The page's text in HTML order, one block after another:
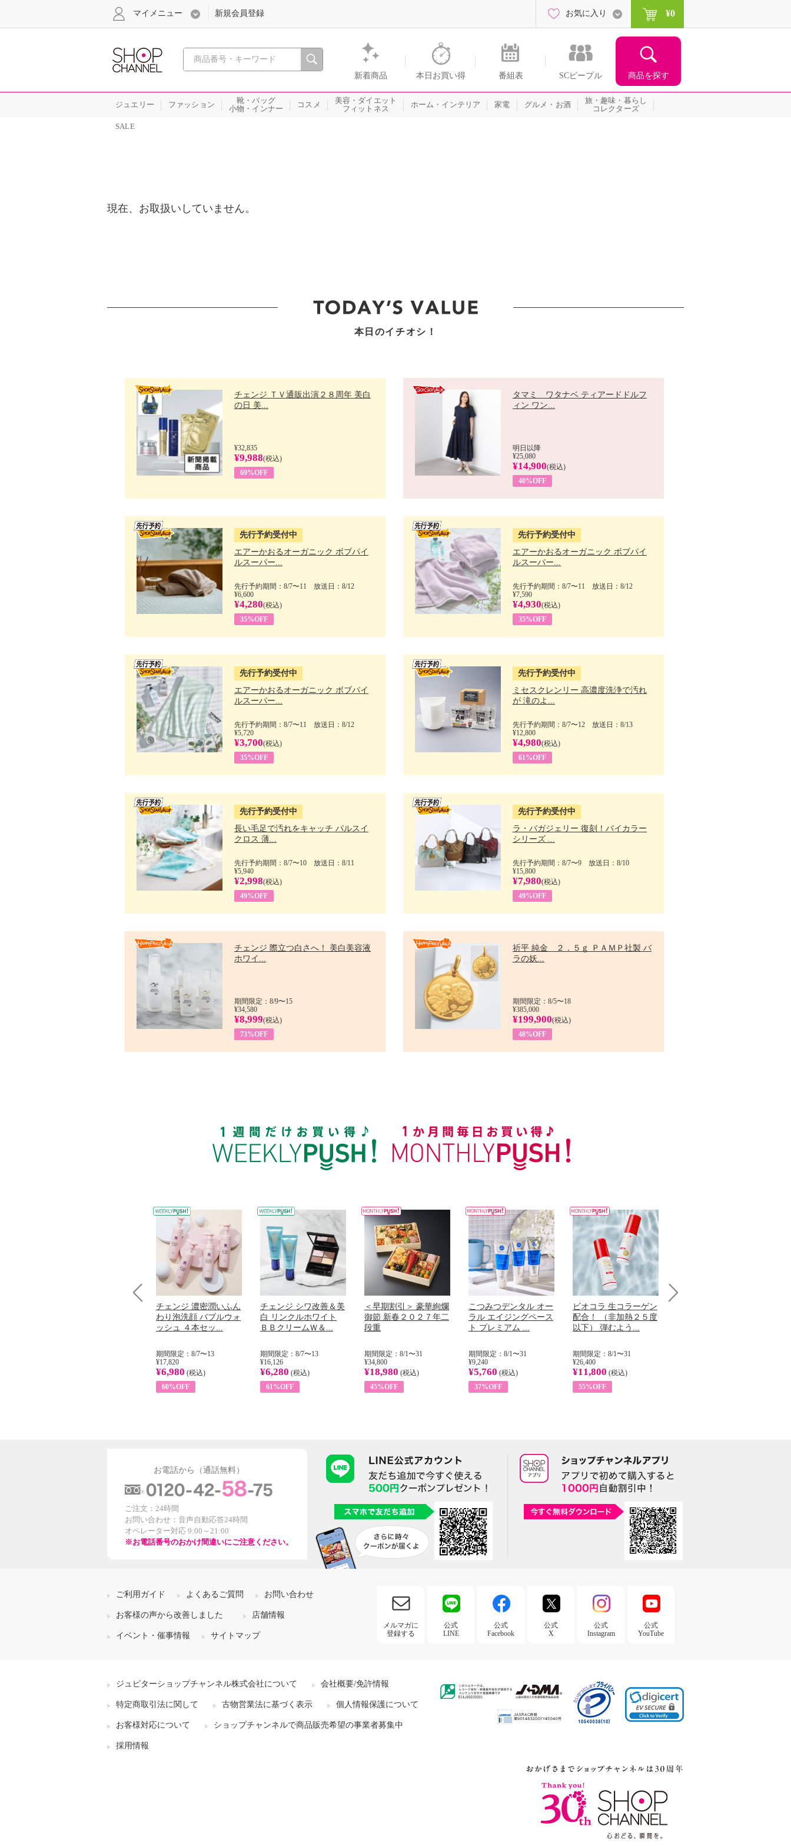
心おどる、瞬間を。通販・テレビショッピングのショップチャンネル
新着商品 本日お買い得 番組表 SCピープル 商品を探す
マイメニュー 新規会員登録 お気に入り ¥0
ジュエリー ファッション
靴・バッグ
小物・インナー
コスメ
美容・ダイエット
フィットネス
ホーム・インテリア 家電 グルメ・お酒
旅・趣味・暮らし
コレクターズ
SALE
現在、お取扱いしていません。
本日のイチオシ！
チェンジ ＴＶ通販出演２８周年 美白
の日 美...
¥32,835
¥9,988(税込)
69%OFF
タマミ ワタナベ ティアードドルフ
ィン ワン...
明日以降
¥25,080
¥14,900(税込)
40%OFF
先行予約受付中
エアーかおるオーガニック ボブパイ
ルスーパー...
先行予約期間：8/7〜11 放送日：8/12
¥6,600
¥4,280(税込)
35%OFF
先行予約受付中
エアーかおるオーガニック ボブパイ
ルスーパー...
先行予約期間：8/7〜11 放送日：8/12
¥7,590
¥4,930(税込)
35%OFF
先行予約受付中
エアーかおるオーガニック ボブパイ
ルスーパー...
先行予約期間：8/7〜11 放送日：8/12
¥5,720
¥3,700(税込)
35%OFF
先行予約受付中
ミセスクレンリー 高濃度洗浄で汚れ
が 滝のよ...
先行予約期間：8/7〜12 放送日：8/13
¥12,800
¥4,980(税込)
61%OFF
先行予約受付中
長い毛足で汚れをキャッチ パルスイ
クロス 薄...
先行予約期間：8/7〜10 放送日：8/11
¥5,940
¥2,998(税込)
49%OFF
先行予約受付中
ラ・バガジェリー 復刻！バイカラー
シリーズ ...
先行予約期間：8/7〜9 放送日：8/10
¥15,800
¥7,980(税込)
49%OFF
チェンジ 際立つ白さへ！ 美白美容液
ホワイ...
期間限定：8/9〜15
¥34,580
¥8,999(税込)
73%OFF
祈平 純金 ２．５ｇ ＰＡＭＰ社製 バ
ラの妖...
期間限定：8/5〜18
¥385,000
¥199,900(税込)
48%OFF
チェンジ 濃密潤いふん
わり泡洗顔 バブルウォ
ッシュ ４本セッ...
期間限定：8/7〜13
¥17,820
¥6,980 (税込)
60%OFF
チェンジ シワ改善＆美
白 リンクルホワイト
ＢＢクリームＷ＆...
期間限定：8/7〜13
¥16,126
¥6,280 (税込)
61%OFF
＜早期割引＞ 豪華絢爛
御節 新春２０２７年二
段重
期間限定：8/1〜31
¥34,800
¥18,980 (税込)
45%OFF
こつみつデンタル オー
ラル エイジングペース
ト プレミアム ...
期間限定：8/1〜31
¥9,240
¥5,760 (税込)
37%OFF
ビオコラ 生コラーゲン
配合！ （非加熱２５度
以下） 弾むよう...
期間限定：8/1〜31
¥26,400
¥11,800 (税込)
55%OFF
お電話から（通話無料）
ご注文：24時間
お問い合わせ：音声自動応答24時間
オペレーター対応 9:00～21:00
※お電話番号のおかけ間違いにご注意ください。
ご利用ガイド よくあるご質問 お問い合わせ
お客様の声から改善しました 店舗情報
イベント・催事情報 サイトマップ
メルマガに
登録する
公式
LINE
公式
Facebook
公式
X
公式
Instagram
公式
YouTube
ジュピターショップチャンネル株式会社について 会社概要/免許情報
特定商取引法に関して 古物営業法に基づく表示 個人情報保護について
お客様対応について ショップチャンネルで商品販売希望の事業者募集中
採用情報